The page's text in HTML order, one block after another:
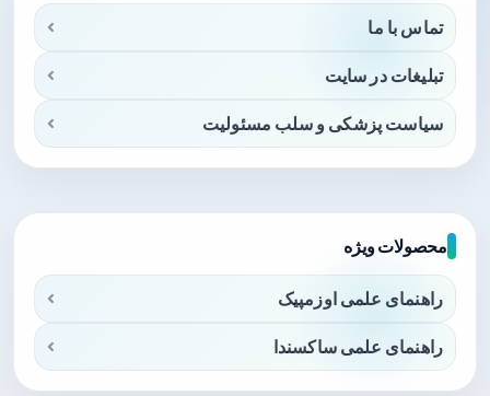
تماس با ما
تبلیغات در سایت
سیاست پزشکی و سلب مسئولیت
محصولات ویژه
راهنمای علمی اوزمپیک
راهنمای علمی ساکسندا